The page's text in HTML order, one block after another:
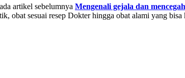
artikel sebelumnya Mengenali gejala dan
obat sesuai resep Dokter hingga obat alami yang